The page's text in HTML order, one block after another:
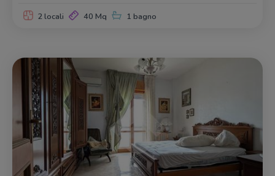
2 locali 40 Mq 1 bagno